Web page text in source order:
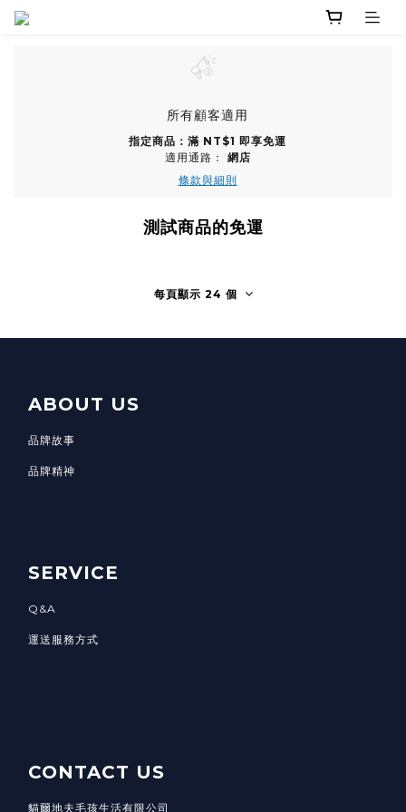
所有顧客適用
指定商品：滿 NT$1 即享免運
適用通路： 網店
條款與細則
測試商品的免運
每頁顯示 24 個
ABOUT US
品牌故事
品牌精神
SERVICE
Q&A
運送服務方式
CONTACT US
貓爾地夫毛孩生活有限公司